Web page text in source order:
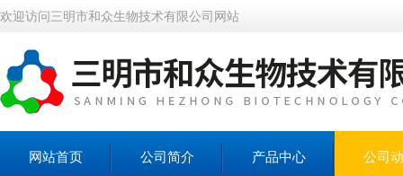
欢迎访问三明市和众生物技术有限公司网站
网站首页 公司简介 产品中心 公司